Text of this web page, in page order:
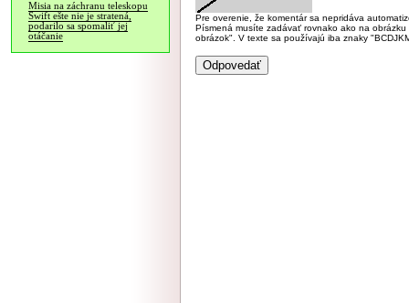
Misia na záchranu teleskopu
Swift ešte nie je stratená,
podarilo sa spomaliť jej
otáčanie
Pre overenie, že komentár sa nepridáva
Písmená musíte zadávať rovnako ako na
obrázok". V texte sa používajú iba znaky